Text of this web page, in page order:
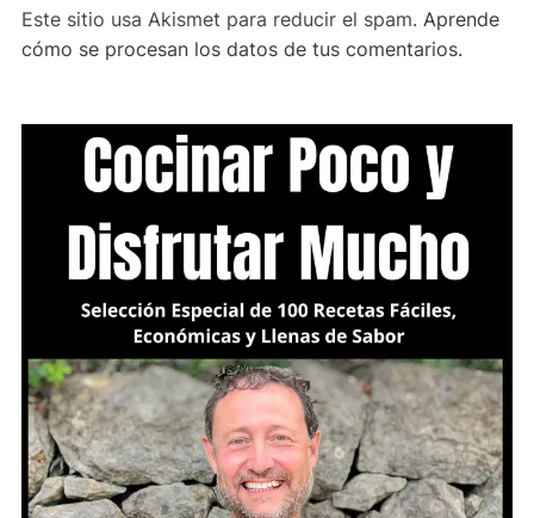
Este sitio usa Akismet para reducir el spam. Aprende
cómo se procesan los datos de tus comentarios.